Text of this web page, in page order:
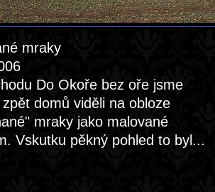
mraky
Do Okoře bez oře jsme
domů viděli na obloze
mraky jako malované
Vskutku pěkný pohled to byl...